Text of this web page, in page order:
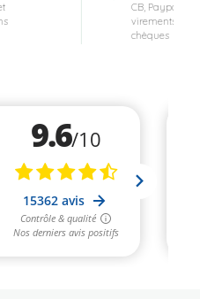
CB, Paypal,
virements et
chèques